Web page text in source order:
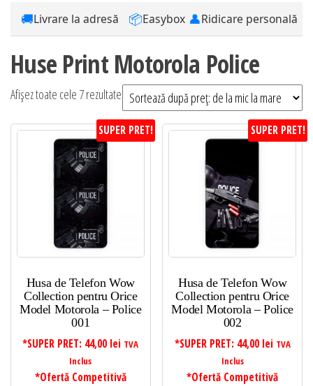
🚚Livrare la adresă 📦Easybox 👤Ridicare personală
Huse Print Motorola Police
Afișez toate cele 7 rezultate Sortat
după
preț:
SUPER PRET!
Husa de Telefon Wow
Collection pentru Orice
Model Motorola – Police
001
*SUPER PRET: 44,00 lei TVA
Inclus
*Ofertă Competitivă
SUPER PRET!
Husa de Telefon Wow
Collection pentru Orice
Model Motorola – Police
002
*SUPER PRET: 44,00 lei TVA
Inclus
*Ofertă Competitivă